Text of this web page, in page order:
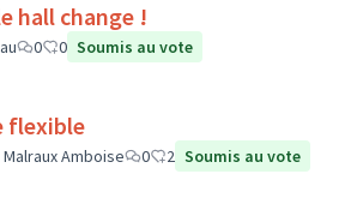
hall change !
0 0 Soumis au vote
flexible
Amboise 0 2 Soumis au vote